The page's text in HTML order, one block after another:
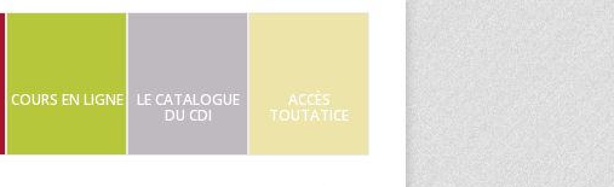
COURS EN LIGNE LE CATALOGUE
DU CDI
ACCÈS
TOUTATICE